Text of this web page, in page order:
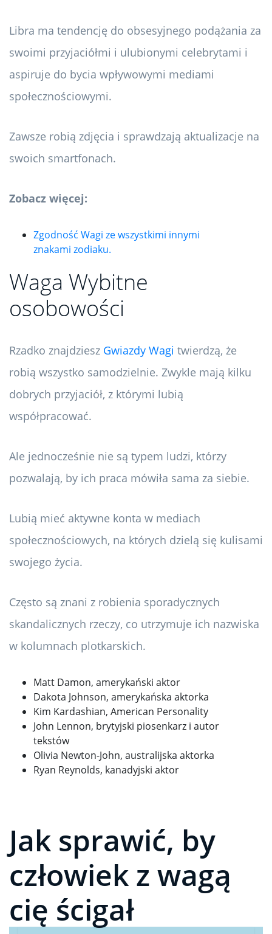
Libra ma tendencję do obsesyjnego podążania za
swoimi przyjaciółmi i ulubionymi celebrytami i
aspiruje do bycia wpływowymi mediami
społecznościowymi.
Zawsze robią zdjęcia i sprawdzają aktualizacje na
swoich smartfonach.
Zobacz więcej:
Zgodność Wagi ze wszystkimi innymi
znakami zodiaku.
Waga Wybitne
osobowości
Rzadko znajdziesz Gwiazdy Wagi twierdzą, że
robią wszystko samodzielnie. Zwykle mają kilku
dobrych przyjaciół, z którymi lubią
współpracować.
Ale jednocześnie nie są typem ludzi, którzy
pozwalają, by ich praca mówiła sama za siebie.
Lubią mieć aktywne konta w mediach
społecznościowych, na których dzielą się kulisami
swojego życia.
Często są znani z robienia sporadycznych
skandalicznych rzeczy, co utrzymuje ich nazwiska
w kolumnach plotkarskich.
Matt Damon, amerykański aktor
Dakota Johnson, amerykańska aktorka
Kim Kardashian, American Personality
John Lennon, brytyjski piosenkarz i autor
tekstów
Olivia Newton-John, australijska aktorka
Ryan Reynolds, kanadyjski aktor
Jak sprawić, by
człowiek z wagą
cię ścigał